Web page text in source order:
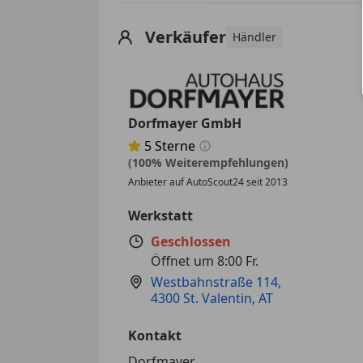
Verkäufer Händler
Dorfmayer GmbH
Sternebewertung 5 von 5
5Sterne
(100% Weiterempfehlungen)
Anbieter auf AutoScout24 seit 2013
Werkstatt
Geschlossen
Öffnet um 8:00 Fr.
Westbahnstraße 114,
4300 St. Valentin, AT
Kontakt